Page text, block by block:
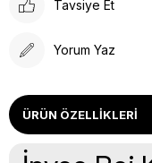
Tavsiye Et
Yorum Yaz
ÜRÜN ÖZELLIKLERI